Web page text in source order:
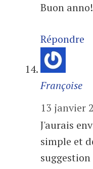
Buon anno!
Répondre
Françoise
13 janvier
J'aurais
simple et